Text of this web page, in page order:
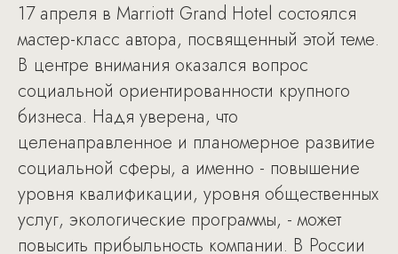
17 апреля в Marriott Grand Hotel состоялся
мастер-класс автора, посвященный этой теме.
В центре внимания оказался вопрос
социальной ориентированности крупного
бизнеса. Надя уверена, что
целенаправленное и планомерное развитие
социальной сферы, а именно - повышение
уровня квалификации, уровня общественных
услуг, экологические программы, - может
повысить прибыльность компании. В России